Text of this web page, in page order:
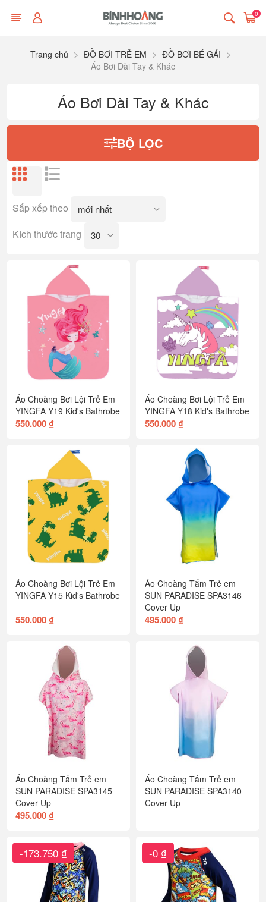
0
Trang chủ ĐỒ BƠI TRẺ EM
ĐỒ BƠI BÉ GÁI
Áo Bơi Dài Tay & Khác
Áo Bơi Dài Tay & Khác
BỘ LỌC
Sắp xếp theo
Kích thước trang
Áo Choàng Bơi Lội Trẻ Em
YINGFA Y19 Kid's Bathrobe
550.000 ₫
Áo Choàng Bơi Lội Trẻ Em
YINGFA Y18 Kid's Bathrobe
550.000 ₫
Áo Choàng Bơi Lội Trẻ Em
YINGFA Y15 Kid's Bathrobe
550.000 ₫
Áo Choàng Tắm Trẻ em
SUN PARADISE SPA3146
Cover Up
495.000 ₫
Áo Choàng Tắm Trẻ em
SUN PARADISE SPA3145
Cover Up
495.000 ₫
Áo Choàng Tắm Trẻ em
SUN PARADISE SPA3140
Cover Up
-173.750 ₫ -0 ₫